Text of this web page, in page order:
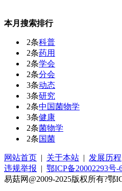
本月搜索排行
2条科普
2条药用
2条学会
2条分会
3条动态
3条研究
2条中国菌物学
3条健康
2条菌物学
2条国菌
网站首页 | 关于本站 | 发展历程
违规举报 | 鄂ICP备20002293号-
易菇网@2009-2025版权所有?鄂